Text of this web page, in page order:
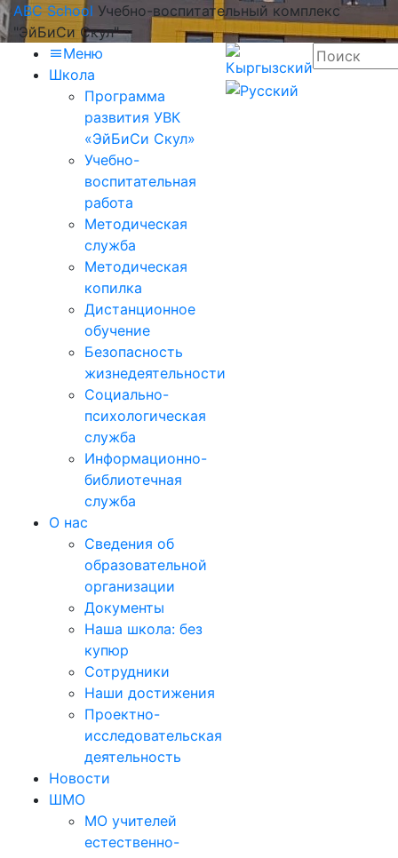
ABC School Учебно-воспитательный комплекс
"ЭйБиСи Скул"
Меню
Школа
Программа
развития УВК
«ЭйБиСи Скул»
Учебно-
воспитательная
работа
Методическая
служба
Методическая
копилка
Дистанционное
обучение
Безопасность
жизнедеятельности
Социально-
психологическая
служба
Информационно-
библиотечная
служба
О нас
Сведения об
образовательной
организации
Документы
Наша школа: без
купюр
Сотрудники
Наши достижения
Проектно-
исследовательская
деятельность
Новости
ШМО
МО учителей
естественно-